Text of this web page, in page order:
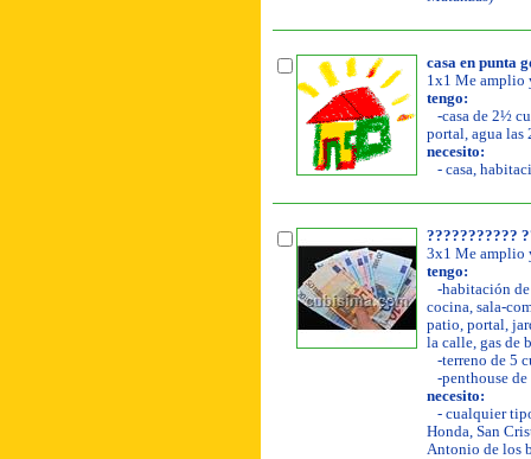
casa en punta
1x1 Me amplio
tengo:
-casa de 2½
portal, agua las
necesito:
- casa,
???????????
3x1 Me amplio
tengo:
-habitación de
cocina, sala-
patio, portal,
la calle, gas de
-terreno de 5
-penthouse de
necesito:
- cualquier
Honda, San
Antonio de los